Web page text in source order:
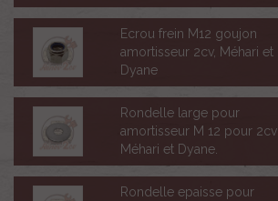
Ecrou frein M12 goujon
amortisseur 2cv, Méhari et
Dyane
Rondelle large pour
amortisseur M 12 pour 2cv
Méhari et Dyane.
Rondelle epaisse pour